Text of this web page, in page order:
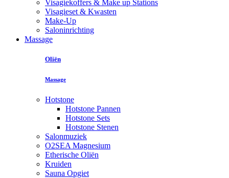
Visagiekoffers & Make up Stations
Visagieset & Kwasten
Make-Up
Saloninrichting
Massage
Oliën
Massage
Hotstone
Hotstone Pannen
Hotstone Sets
Hotstone Stenen
Salonmuziek
O2SEA Magnesium
Etherische Oliën
Kruiden
Sauna Opgiet